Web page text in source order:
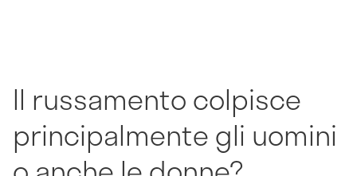
Il russamento colpisce
principalmente gli uomini